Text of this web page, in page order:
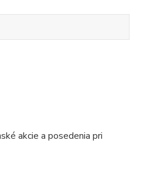
akcie a posedenia pri